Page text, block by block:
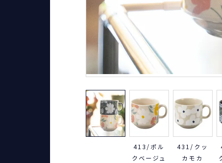
413/ポル
クベージュ
431/クッ
カモカ